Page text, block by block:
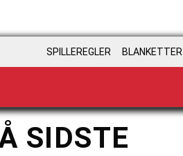
SPILLEREGLER BLANKETTER
SIDSTE